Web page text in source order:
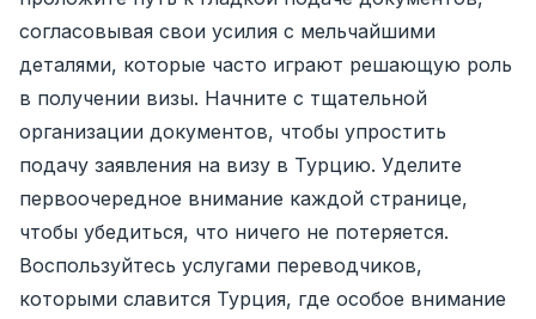
согласовывая свои усилия с мельчайшими
деталями, которые часто играют решающую роль
в получении визы. Начните с тщательной
организации документов, чтобы упростить
подачу заявления на визу в Турцию. Уделите
первоочередное внимание каждой странице,
чтобы убедиться, что ничего не потеряется.
Воспользуйтесь услугами переводчиков,
которыми славится Турция, где особое внимание